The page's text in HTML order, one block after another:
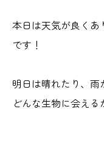
本日は天気が良くあ
です！
明日は晴れたり、雨
どんな生物に会え